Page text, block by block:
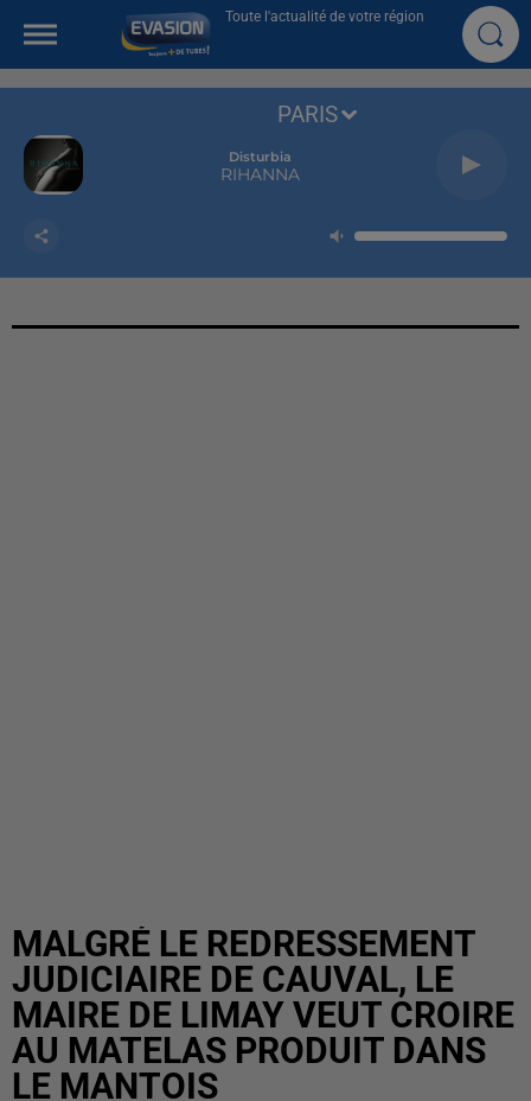
Toute l'actualité de votre région
Disturbia
RIHANNA
PARIS
MALGRÉ LE REDRESSEMENT
JUDICIAIRE DE CAUVAL, LE
MAIRE DE LIMAY VEUT CROIRE
AU MATELAS PRODUIT DANS
LE MANTOIS